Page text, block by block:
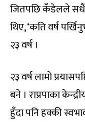
जितपछि कँडेलले सधैं
थिए, ‘कति वर्ष
२३ वर्ष ।
२३ वर्ष लामो
बने । राप्रपाका
हुँदा पनि हक्की